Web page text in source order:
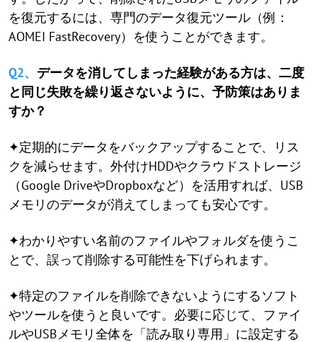
を復元するには、専門のデータ復元ツール（例：
AOMEI FastRecovery）を使うことができます。
Q2、 データを消してしまった経験がある方は、二度
と同じ失敗を繰り返さないように、予防策はありま
すか？
✦定期的にデータをバックアップすることで、リス
クを減らせます。外付けHDDやクラウドストレージ
（Google DriveやDropboxなど）を活用すれば、USB
メモリのデータが消えてしまっても安心です。
✦わかりやすい名前のファイルやフォルダを使うこ
とで、誤って削除する可能性を下げられます。
✦特定のファイルを削除できないようにするソフト
やツールを使うと良いです。必要に応じて、ファイ
ルやUSBメモリ全体を「読み取り専用」に設定する